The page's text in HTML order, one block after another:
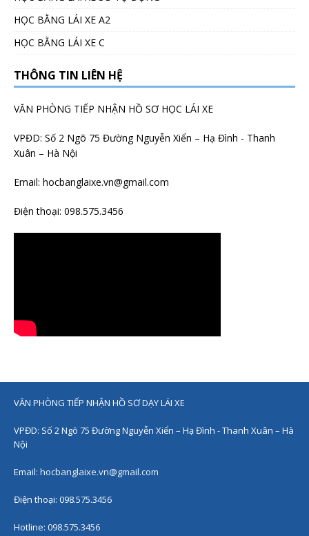
HỌC BẰNG LÁI XE A2
HỌC BẰNG LÁI XE C
THÔNG TIN LIÊN HỆ
VĂN PHÒNG TIẾP NHẬN HỒ SƠ HỌC LÁI XE
VPĐD: Số 2 Ngõ 75 Đường Nguyễn Xiển – Hạ Đình - Thanh
Xuân – Hà Nội
Email: hocbanglaixe.vn@gmail.com
Điện thoại: 098.575.3456
VĂN PHÒNG TIẾP NHẬN HỒ SƠ DẠY LÁI XE
VPĐD: Số 2 Ngõ 75 Đường Nguyễn Xiển – Hạ Đình - Thanh Xuân – Hà
Nội
Email: hocbanglaixe.vn@gmail.com
Điện thoại: 098.575.3456
Hotline: 098.575.3456